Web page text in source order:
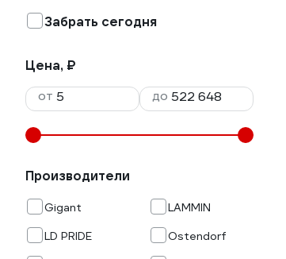
Забрать сегодня
Цена, ₽
от
до
Производители
Gigant
LAMMIN
LD PRIDE
Ostendorf